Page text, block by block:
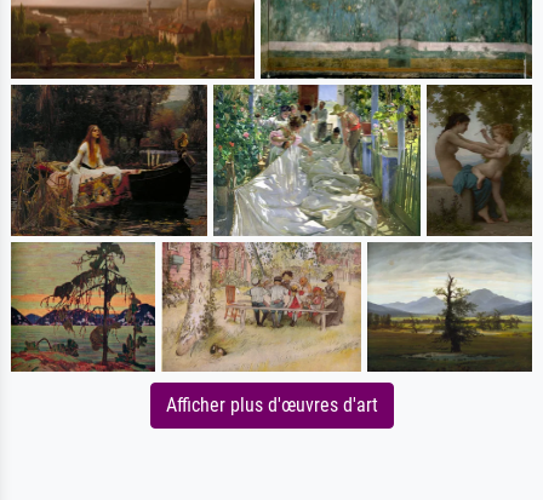
Afficher plus d'œuvres d'art